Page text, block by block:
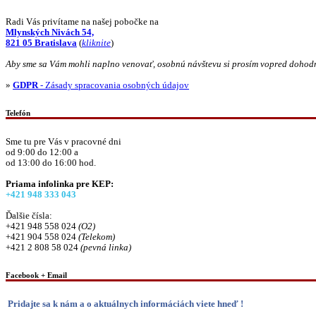
Radi Vás privítame na našej pobočke na
Mlynských Nivách 54,
821 05 Bratislava (kliknite)
Aby sme sa Vám mohli naplno venovať, osobnú návštevu si prosím vopred
» GDPR- Zásady spracovania osobných údajov
Telefón
Sme tu pre Vás v pracovné dni
od 9:00 do 12:00 a
od 13:00 do 16:00 hod.
Priama infolinka pre KEP:
+421 948 333 043
Ďalšie čísla:
+421 948 558 024 (O2)
+421 904 558 024 (Telekom)
+421 2 808 58 024 (pevná linka)
Facebook + Email
Pridajte sa k nám a o aktuálnych informáciách viete hneď !